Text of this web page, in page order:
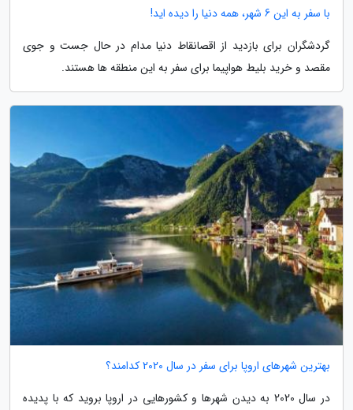
با سفر به این 6 شهر، همه دنیا را دیده اید!
گردشگران برای بازدید از اقصانقاط دنیا مدام در حال جست و جوی
مقصد و خرید بلیط هواپیما برای سفر به این منطقه ها هستند.
بهترین شهرهای اروپا برای سفر در سال 2020 کدامند؟
در سال 2020 به دیدن شهرها و کشورهایی در اروپا بروید که با پدیده